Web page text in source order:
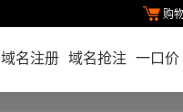
购
域名注册 域名抢注 一口价